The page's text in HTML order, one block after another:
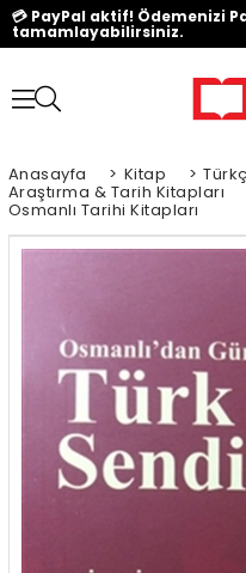
💳 PayPal aktif! Ödemenizi
tamamlayabilirsiniz.
Anasayfa > Kitap >
Araştırma & Tarih Kitapları
Osmanlı Tarihi Kitapları